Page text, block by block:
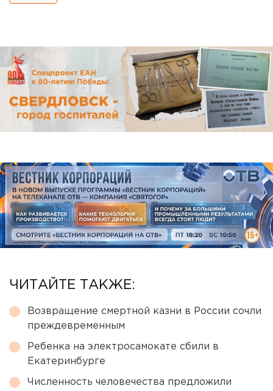
ЧИТАЙТЕ ТАКЖЕ:
Возвращение смертной казни в России сочли
преждевременным
Ребенка на электросамокате сбили в
Екатеринбурге
Численность человечества предложили